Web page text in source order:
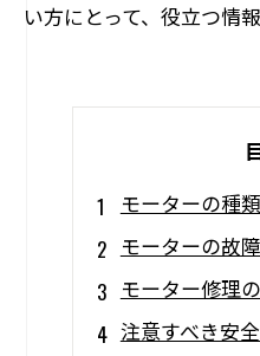
い方にとって、役立つ情
モーターの種
モーターの故
モーター修理
注意すべき安